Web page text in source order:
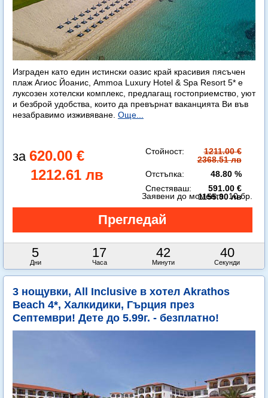
Изграден като един истински оазис край красивия пясъчен
плаж Агиос Йоанис, Ammoa Luxury Hotel & Spa Resort 5* е
луксозен хотелски комплекс, предлагащ гостоприемство, уют
и безброй удобства, които да превърнат ваканцията Ви във
незабравимо изживяване. Още...
620.00 €
1212.61 лв
Стойност:
1211.00 €
2368.51 лв
Отстъпка:
48.80 %
Спестяваш:
591.00 €
1155.90 лв
5
Дни
17
Часа
42
Минути
38
Секунди
Заявени до момента:10 бр.
3 нощувки, All Inclusive в хотел Akrathos
Beach 4*, Халкидики, Гърция през
Септември! Дете до 5.99г. - безплатно!